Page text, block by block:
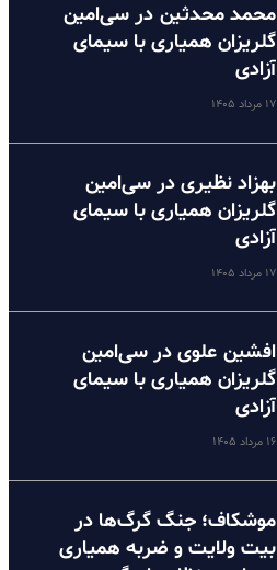
محمد محدثین در سی‌امین
گلریزان همیاری با سیمای
آزادی
۱۷ مرداد ۱۴۰۵
بهزاد نظیری در سی‌امین
گلریزان همیاری با سیمای
آزادی
۱۷ مرداد ۱۴۰۵
افشین علوی در سی‌امین
گلریزان همیاری با سیمای
آزادی
۱۶ مرداد ۱۴۰۵
موشکاف؛ جنگ گرگ‌ها در
بیت ولایت و ضربه همیاری